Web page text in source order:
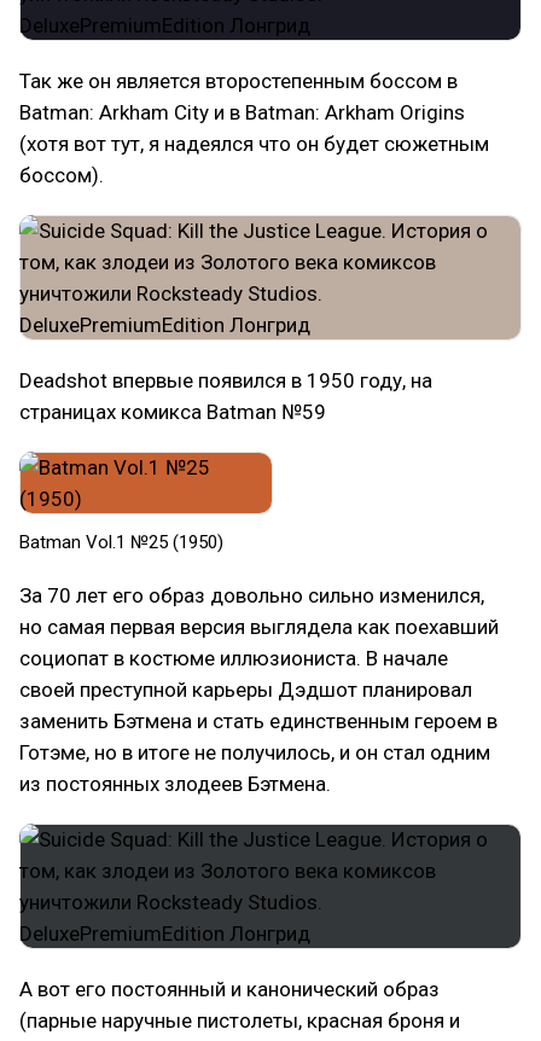
Так же он является второстепенным боссом в
Batman: Arkham City и в Batman: Arkham Origins
(хотя вот тут, я надеялся что он будет сюжетным
боссом).
Deadshot впервые появился в 1950 году, на
страницах комикса Batman №59
Batman Vol.1 №25 (1950)
За 70 лет его образ довольно сильно изменился,
но самая первая версия выглядела как поехавший
социопат в костюме иллюзиониста. В начале
своей преступной карьеры Дэдшот планировал
заменить Бэтмена и стать единственным героем в
Готэме, но в итоге не получилось, и он стал одним
из постоянных злодеев Бэтмена.
А вот его постоянный и канонический образ
(парные наручные пистолеты, красная броня и